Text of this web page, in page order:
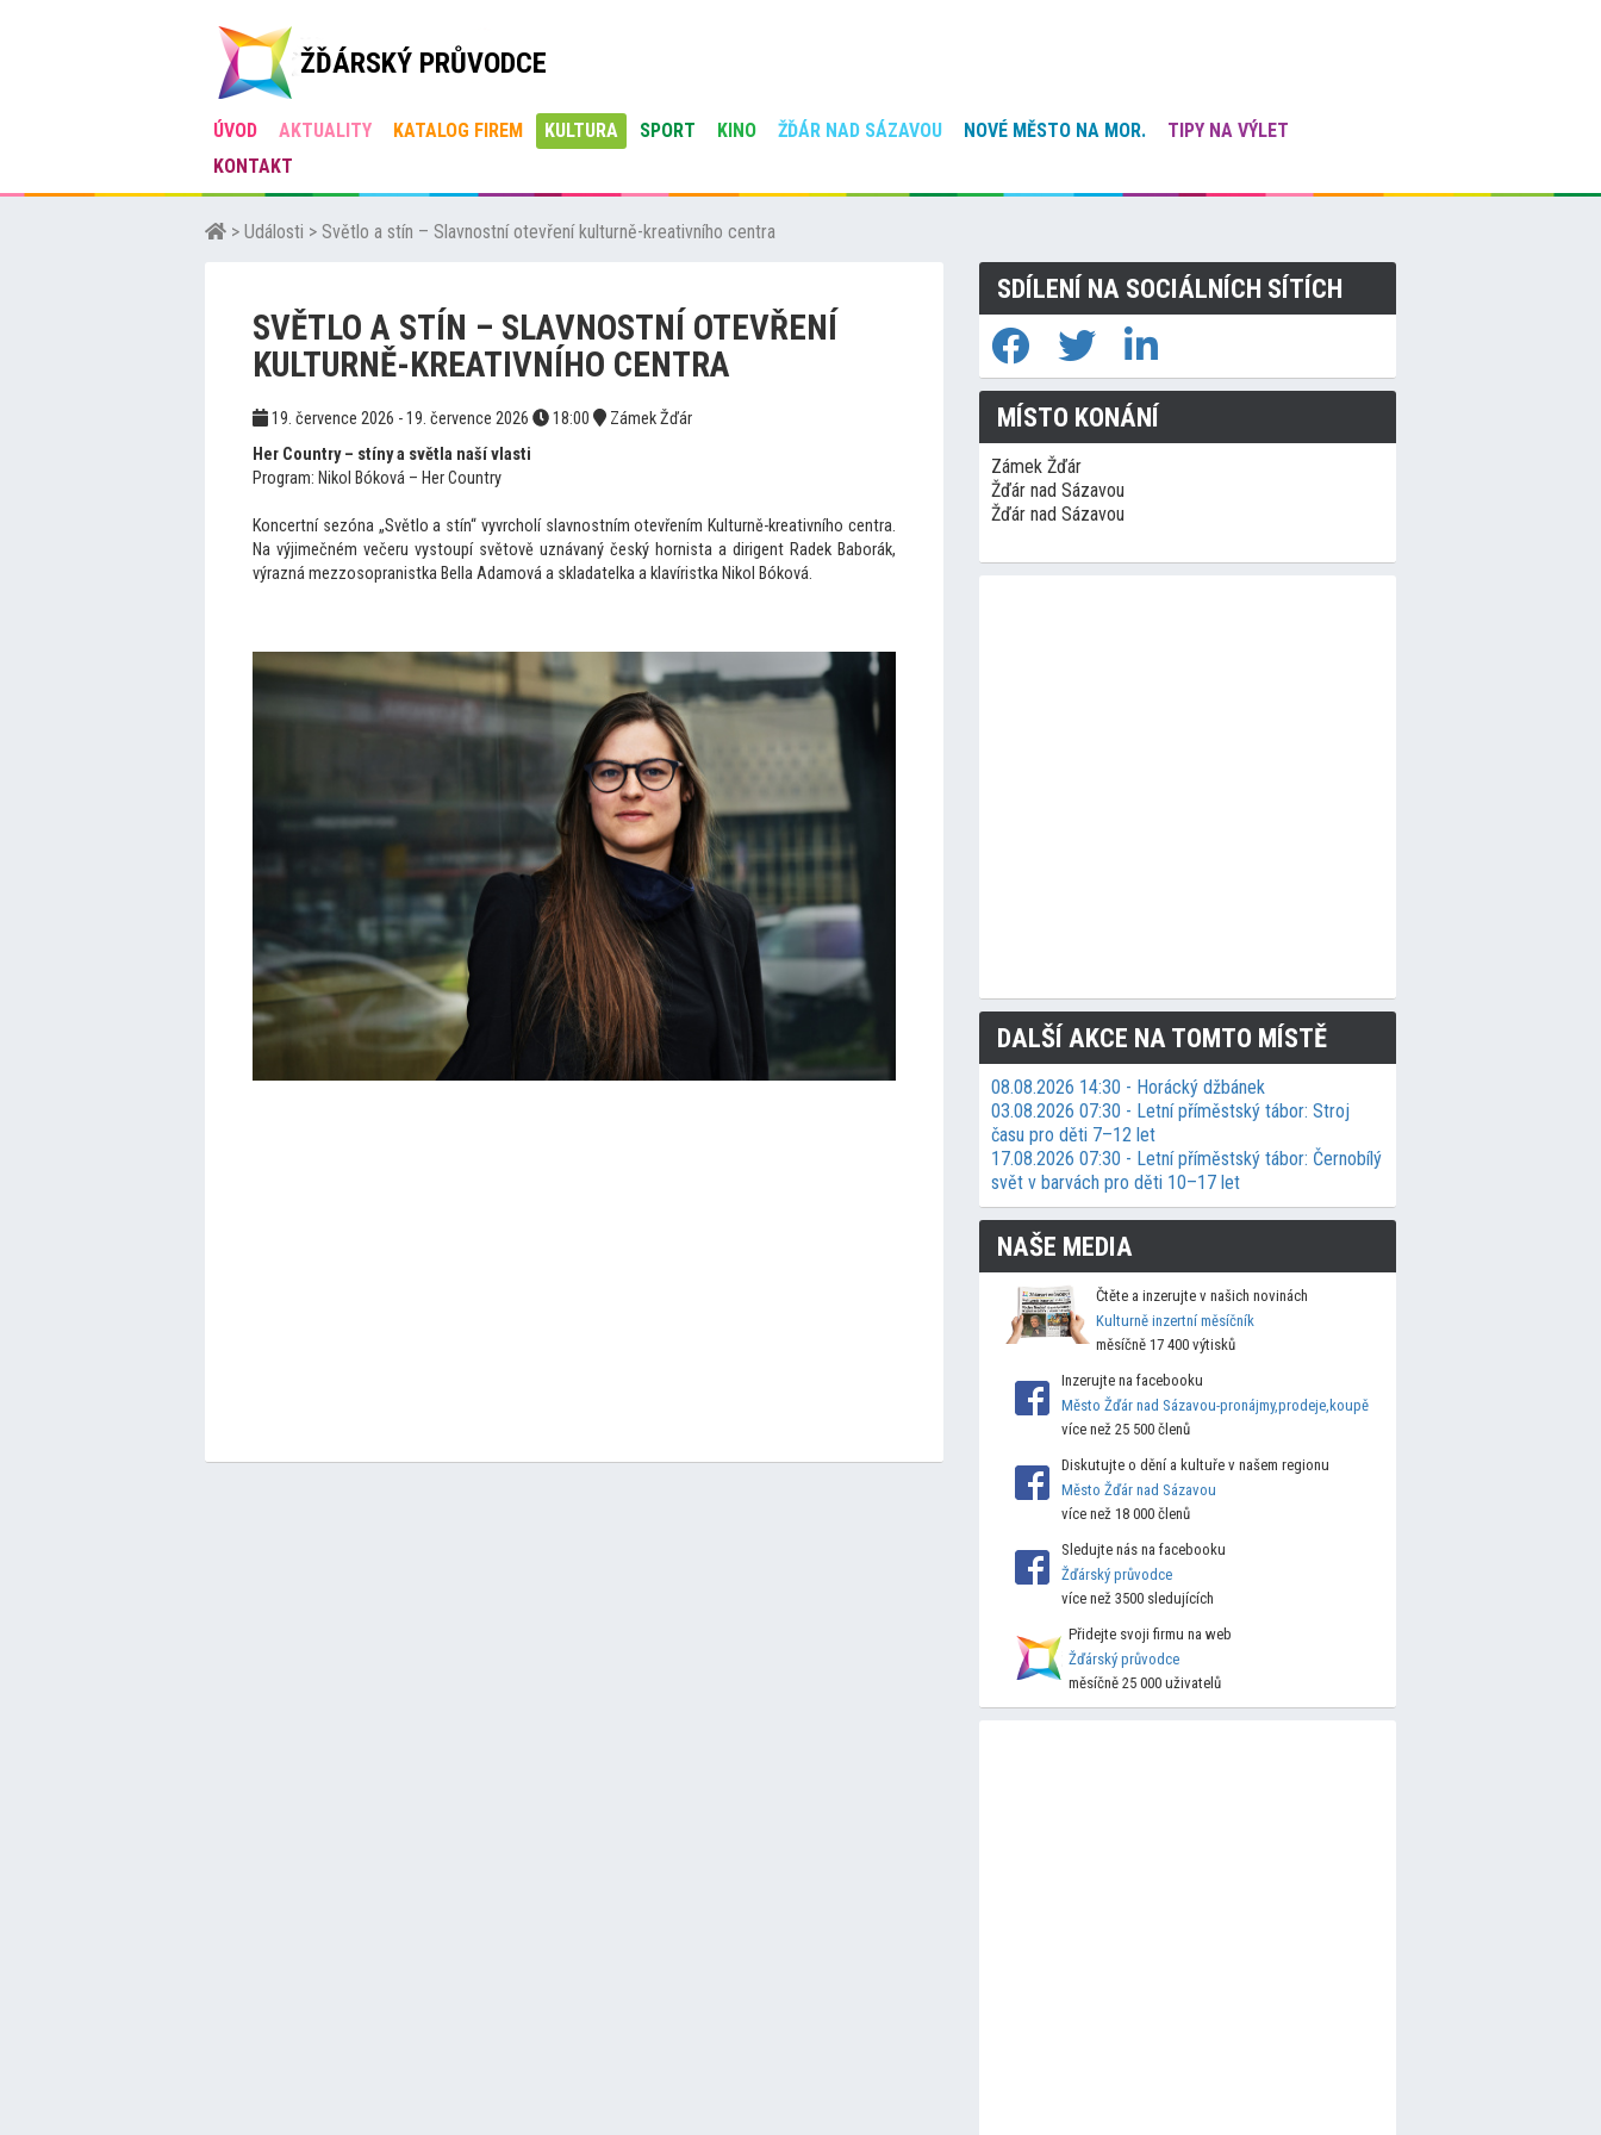
ŽĎÁRSKÝ PRŮVODCE
ÚVOD AKTUALITY KATALOG FIREM KULTURA SPORT KINO ŽĎÁR NAD SÁZAVOU NOVÉ MĚSTO NA MOR.
TIPY NA VÝLET
KONTAKT
> Události > Světlo a stín – Slavnostní otevření kulturně-kreativního centra
SVĚTLO A STÍN – SLAVNOSTNÍ OTEVŘENÍ
KULTURNĚ-KREATIVNÍHO CENTRA
19. července 2026 - 19. července 2026 18:00
Zámek Žďár
Her Country – stíny a světla naší vlasti
Program: Nikol Bóková – Her Country
Koncertní sezóna „Světlo a stín“ vyvrcholí slavnostním otevřením Kulturně-kreativního centra.
Na výjimečném večeru vystoupí světově uznávaný český hornista a dirigent Radek Baborák,
výrazná mezzosopranistka Bella Adamová a skladatelka a klavíristka Nikol Bóková.
SDÍLENÍ NA SOCIÁLNÍCH SÍTÍCH
MÍSTO KONÁNÍ
Zámek Žďár
Žďár nad Sázavou
Žďár nad Sázavou
DALŠÍ AKCE NA TOMTO MÍSTĚ
08.08.2026 14:30 - Horácký džbánek
03.08.2026 07:30 - Letní příměstský tábor: Stroj
času pro děti 7–12 let
17.08.2026 07:30 - Letní příměstský tábor: Černobílý
svět v barvách pro děti 10–17 let
NAŠE MEDIA
Čtěte a inzerujte v našich novinách
Kulturně inzertní měsíčník
měsíčně 17 400 výtisků
Inzerujte na facebooku
Město Žďár nad Sázavou-pronájmy,prodeje,koupě
více než 25 500 členů
Diskutujte o dění a kultuře v našem regionu
Město Žďár nad Sázavou
více než 18 000 členů
Sledujte nás na facebooku
Žďárský průvodce
více než 3500 sledujících
Přidejte svoji firmu na web
Žďárský průvodce
měsíčně 25 000 uživatelů